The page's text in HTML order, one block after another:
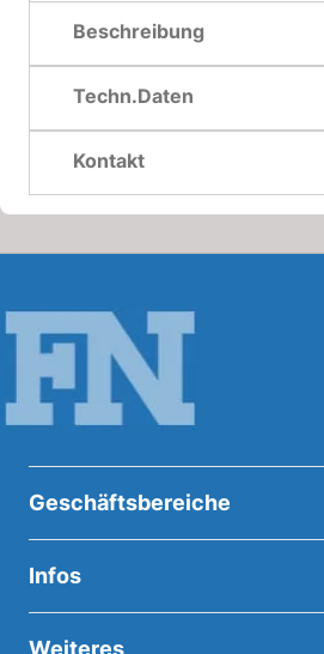
Beschreibung
Techn.Daten
Kontakt
Geschäftsbereiche
Infos
Weiteres